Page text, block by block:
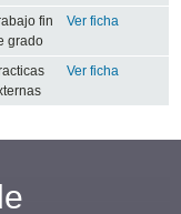
fin
grado
Ver ficha
Ver ficha